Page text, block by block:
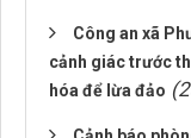
Công an xã
cảnh giác trước
hóa để lừa đảo